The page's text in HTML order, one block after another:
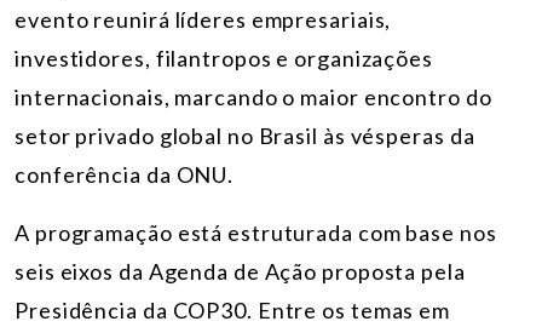
evento reunirá líderes empresariais,
investidores, filantropos e organizações
internacionais, marcando o maior encontro do
setor privado global no Brasil às vésperas da
conferência da ONU.
A programação está estruturada com base nos
seis eixos da Agenda de Ação proposta pela
Presidência da COP30. Entre os temas em